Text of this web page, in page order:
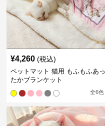
¥4,260 (税込)
ペットマット 猫用 もふもふあっ
たかブランケット
全6色